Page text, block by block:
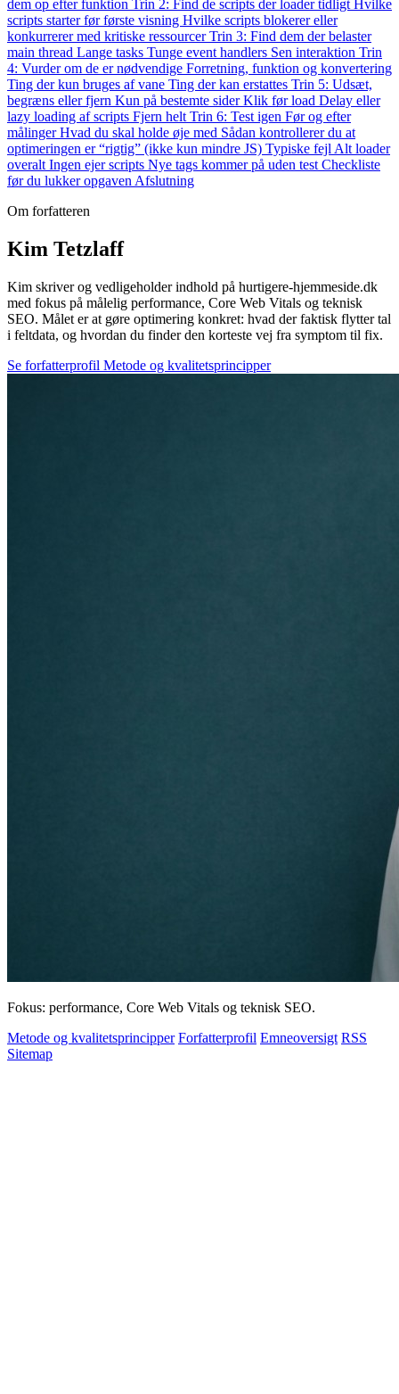
dem op efter funktion Trin 2: Find de scripts der loader tidligt Hvilke
scripts starter før første visning Hvilke scripts blokerer eller
konkurrerer med kritiske ressourcerTrin 3: Find dem der belaster
main thread Lange tasks Tunge event handlers Sen interaktion Trin
4: Vurder om de er nødvendige Forretning, funktion og konvertering
Ting der kun bruges af vane Ting der kan erstattes Trin 5: Udsæt,
begræns eller fjern Kun på bestemte siderKlik før load Delay eller
lazy loading af scripts Fjern helt Trin 6: Test igen Før og efter
målingerHvad du skal holde øje med Sådan kontrollerer du at
optimeringen er “rigtig” (ikke kun mindre JS) Typiske fejl Alt loader
overalt Ingen ejer scripts Nye tags kommer på uden test Checkliste
før du lukker opgaven Afslutning
Om forfatteren
Kim Tetzlaff
Kim skriver og vedligeholder indhold på hurtigere-hjemmeside.dk
med fokus på målelig performance, Core Web Vitals og teknisk
SEO. Målet er at gøre optimering konkret: hvad der faktisk flytter tal
i feltdata, og hvordan du finder den korteste vej fra symptom til fix.
Se forfatterprofil Metode og kvalitetsprincipper
Fokus: performance, Core Web Vitals og teknisk SEO.
Metode og kvalitetsprincipper Forfatterprofil Emneoversigt RSS
Sitemap